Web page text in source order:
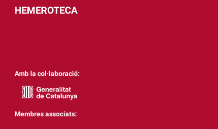
HEMEROTECA
Amb la col·laboració:
Membres associats: